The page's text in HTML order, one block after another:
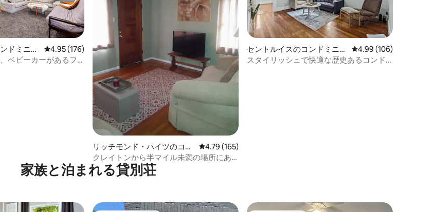
の平均評価
ドミニア
レビュー176件、5つ星中4.95つ星の平均評価
4.95 (176)
ベビーカーがあるフ
リッチモンド・ハイツのコン
ドミニアム
レビュー165件、5つ星中4.79つ星の平均評価
4.79 (165)
クレイトンから半マイル未満の場所にあ
る、最近改装された2階建ての家です。
セントルイスのコンドミニア
ム
レビュー106件、5つ
4.99 (106)
スタイリッシュで快適な歴史あるコンド
家族と泊まれる貸別荘